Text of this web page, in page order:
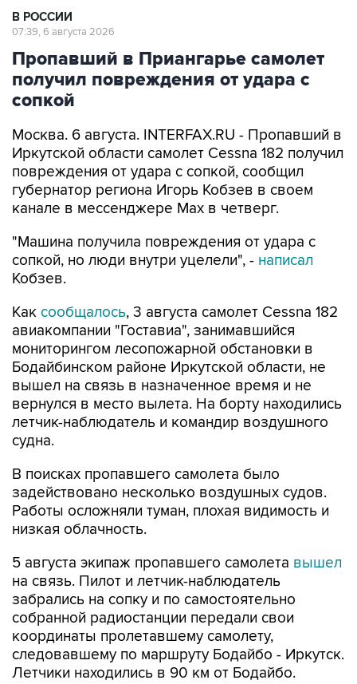
В РОССИИ
07:39, 6 августа 2026
Пропавший в Приангарье самолет
получил повреждения от удара с
сопкой
Москва. 6 августа. INTERFAX.RU - Пропавший в
Иркутской области самолет Cessna 182 получил
повреждения от удара с сопкой, сообщил
губернатор региона Игорь Кобзев в своем
канале в мессенджере Мах в четверг.
"Машина получила повреждения от удара с
сопкой, но люди внутри уцелели", - написал
Кобзев.
Как сообщалось, 3 августа самолет Cessna 182
авиакомпании "Гоставиа", занимавшийся
мониторингом лесопожарной обстановки в
Бодайбинском районе Иркутской области, не
вышел на связь в назначенное время и не
вернулся в место вылета. На борту находились
летчик-наблюдатель и командир воздушного
судна.
В поисках пропавшего самолета было
задействовано несколько воздушных судов.
Работы осложняли туман, плохая видимость и
низкая облачность.
5 августа экипаж пропавшего самолета вышел
на связь. Пилот и летчик-наблюдатель
забрались на сопку и по самостоятельно
собранной радиостанции передали свои
координаты пролетавшему самолету,
следовавшему по маршруту Бодайбо - Иркутск.
Летчики находились в 90 км от Бодайбо.